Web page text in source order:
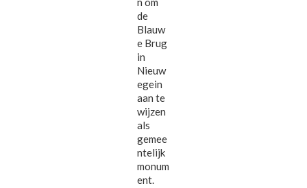
de
Blauw
e Brug
in
Nieuw
egein
aan te
wijzen
als
gemee
ntelijk
monum
ent.